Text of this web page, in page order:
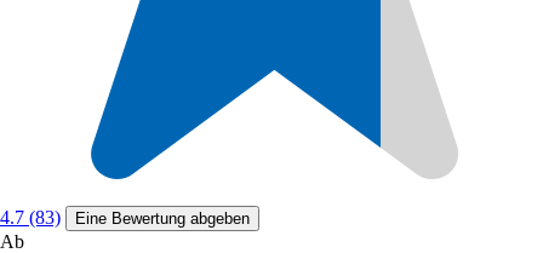
4.7 (83) Eine Bewertung abgeben
Ab